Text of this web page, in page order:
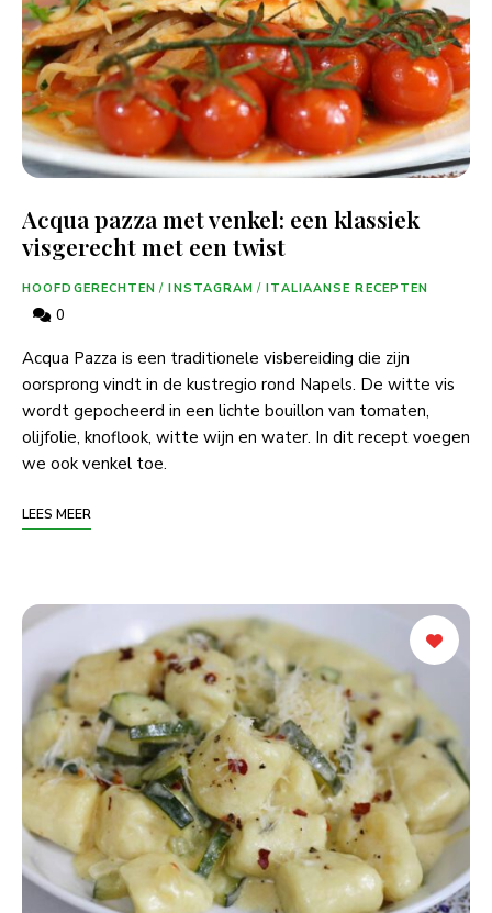
Acqua pazza met venkel: een klassiek
visgerecht met een twist
HOOFDGERECHTEN / INSTAGRAM / ITALIAANSE RECEPTEN
0
Acqua Pazza is een traditionele visbereiding die zijn
oorsprong vindt in de kustregio rond Napels. De witte vis
wordt gepocheerd in een lichte bouillon van tomaten,
olijfolie, knoflook, witte wijn en water. In dit recept voegen
we ook venkel toe.
LEES MEER